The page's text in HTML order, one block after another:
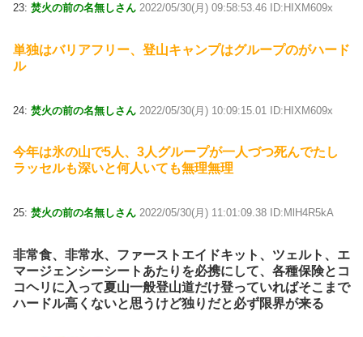
23: 焚火の前の名無しさん 2022/05/30(月) 09:58:53.46 ID:HIXM609x
単独はバリアフリー、登山キャンプはグループのがハード
ル
24: 焚火の前の名無しさん 2022/05/30(月) 10:09:15.01 ID:HIXM609x
今年は氷の山で5人、3人グループが一人づつ死んでたし
ラッセルも深いと何人いても無理無理
25: 焚火の前の名無しさん 2022/05/30(月) 11:01:09.38 ID:MlH4R5kA
非常食、非常水、ファーストエイドキット、ツェルト、エ
マージェンシーシートあたりを必携にして、各種保険とコ
コヘリに入って夏山一般登山道だけ登っていればそこまで
ハードル高くないと思うけど独りだと必ず限界が来る